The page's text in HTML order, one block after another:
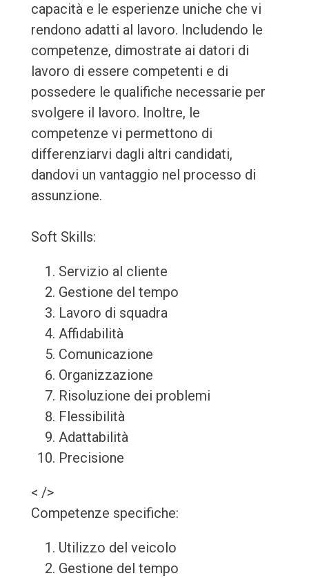
capacità e le esperienze uniche che vi
rendono adatti al lavoro. Includendo le
competenze, dimostrate ai datori di
lavoro di essere competenti e di
possedere le qualifiche necessarie per
svolgere il lavoro. Inoltre, le
competenze vi permettono di
differenziarvi dagli altri candidati,
dandovi un vantaggio nel processo di
assunzione.
Soft Skills:
Servizio al cliente
Gestione del tempo
Lavoro di squadra
Affidabilità
Comunicazione
Organizzazione
Risoluzione dei problemi
Flessibilità
Adattabilità
Precisione
< />
Competenze specifiche:
Utilizzo del veicolo
Gestione del tempo